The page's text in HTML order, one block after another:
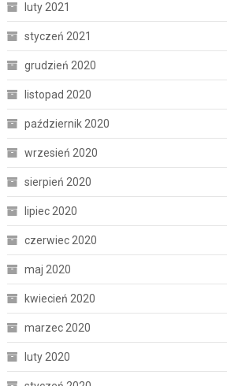
luty 2021
styczeń 2021
grudzień 2020
listopad 2020
październik 2020
wrzesień 2020
sierpień 2020
lipiec 2020
czerwiec 2020
maj 2020
kwiecień 2020
marzec 2020
luty 2020